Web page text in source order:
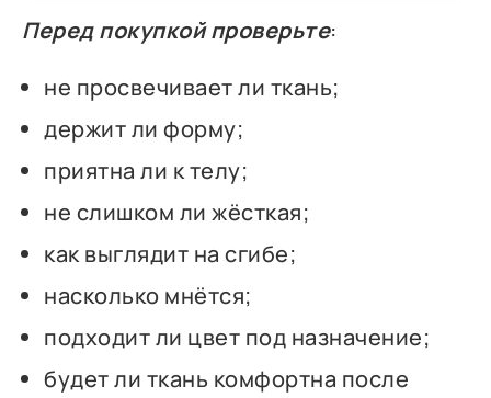
Перед покупкой проверьте:
не просвечивает ли ткань;
держит ли форму;
приятна ли к телу;
не слишком ли жёсткая;
как выглядит на сгибе;
насколько мнётся;
подходит ли цвет под назначение;
будет ли ткань комфортна после